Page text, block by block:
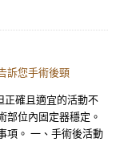
訴您手術後頸
正確且適宜的活動不
部位內固定器穩定。
項。 一、手術後活動